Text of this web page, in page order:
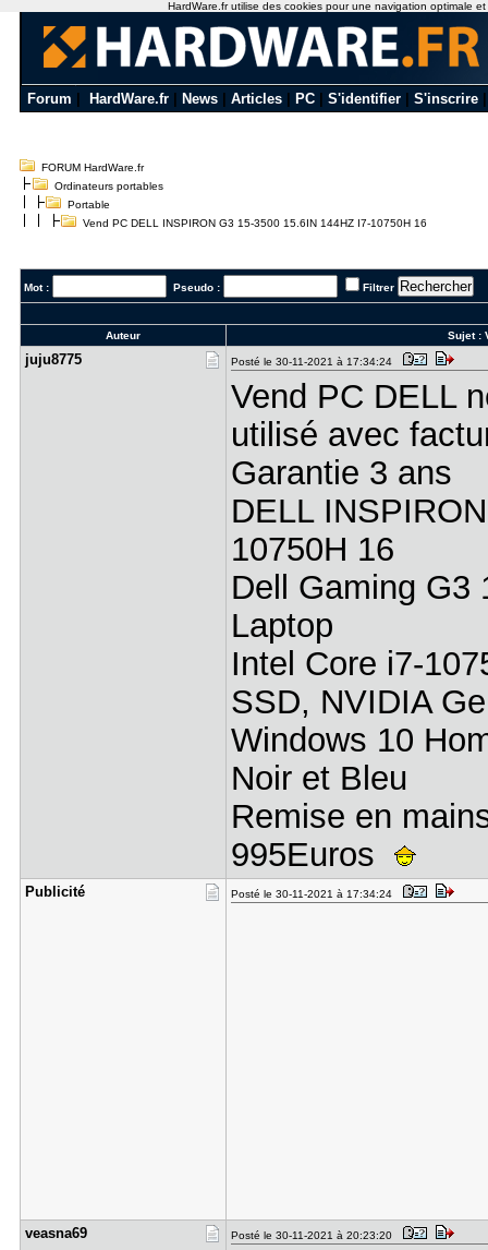
Forum HardWare.fr News Articles PC S'identifier S'inscrire
FORUM HardWare.fr
Ordinateurs portables
Portable
Vend PC DELL INSPIRON G3 15-3500 15.6IN 144HZ I7-10750H 16
Mot : Pseudo : Filtrer
Auteur Sujet :
juju8775 Posté le 30-11-2021 à 17:34:24
Vend PC DELL
utilisé avec
Garantie 3 ans
DELL
10750H 16
Dell Gaming G3
Laptop
Intel Core i7-
SSD, NVIDIA
Windows 10
Noir et Bleu
Remise en
995Euros
Publicité Posté le 30-11-2021 à 17:34:24
veasna69 Posté le 30-11-2021 à 20:23:20
HardWare.fr utilise des cookies pour une navigation optimale